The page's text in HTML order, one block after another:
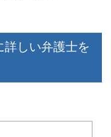
しい弁護士を